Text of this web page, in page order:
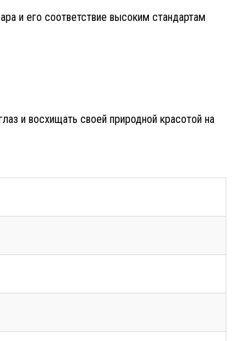
и его соответствие высоким стандартам
и восхищать своей природной красотой на